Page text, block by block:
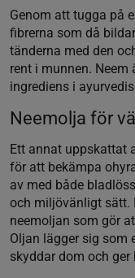
Genom att tugga på
fibrerna som då
tänderna med den
rent i munnen.
ingrediens i
Neemolja för
Ett annat uppskattat
för att bekämpa
av med både
och miljövänligt sätt.
neemoljan som gör
Oljan lägger sig som
skyddar dom och